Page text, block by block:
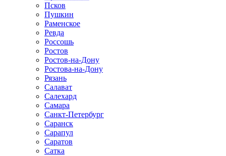
Псков
Пушкин
Раменское
Ревда
Россошь
Ростов
Ростов-на-Дону
Ростова-на-Дону
Рязань
Салават
Салехард
Самара
Санкт-Петербург
Саранск
Сарапул
Саратов
Сатка